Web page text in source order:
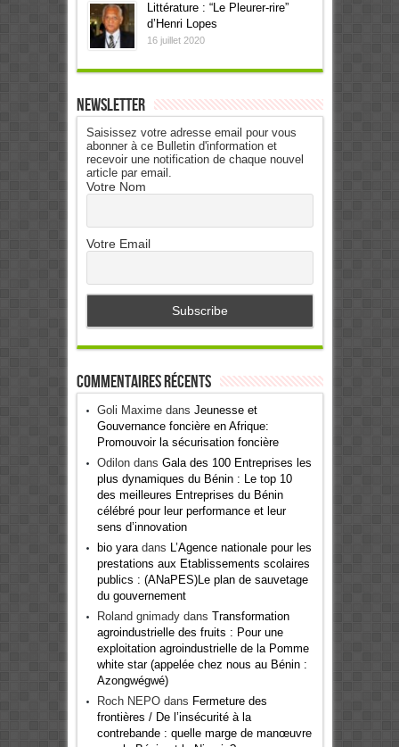
Littérature : “Le Pleurer-rire”
d’Henri Lopes
16 juillet 2020
Newsletter
Saisissez votre adresse email pour vous
abonner à ce Bulletin d'information et
recevoir une notification de chaque nouvel
article par email.
Votre Nom
Votre Email
Commentaires récents
Goli Maximedans Jeunesse et
Gouvernance foncière en Afrique:
Promouvoir la sécurisation foncière
Odilondans Gala des 100 Entreprises les
plus dynamiques du Bénin : Le top 10
des meilleures Entreprises du Bénin
célébré pour leur performance et leur
sens d’innovation
bio yaradans L’Agence nationale pour les
prestations aux Etablissements scolaires
publics : (ANaPES)Le plan de sauvetage
du gouvernement
Roland gnimadydans Transformation
agroindustrielle des fruits : Pour une
exploitation agroindustrielle de la Pomme
white star (appelée chez nous au Bénin :
Azongwégwé)
Roch NEPOdans Fermeture des
frontières / De l’insécurité à la
contrebande : quelle marge de manœuvre